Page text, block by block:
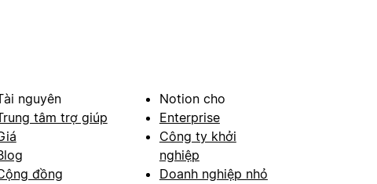
nguyên
tâm trợ giúp
đồng
Notion cho
Enterprise
Công ty khởi
nghiệp
Doanh nghiệp nhỏ